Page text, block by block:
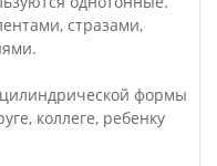
стразами,
формы
коллеге, ребенку